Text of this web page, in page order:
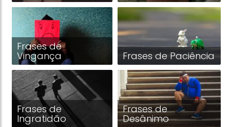
Frases de
Vingança Frases de Paciência
Frases de
Ingratidão
Frases de
Desânimo